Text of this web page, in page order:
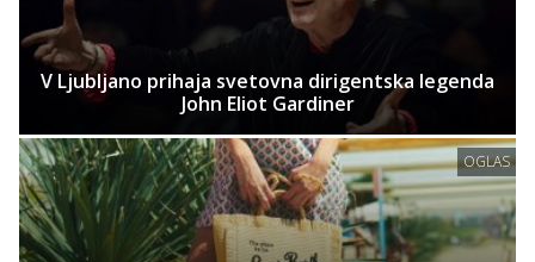
V Ljubljano prihaja svetovna dirigentska legenda
John Eliot Gardiner
OGLAS